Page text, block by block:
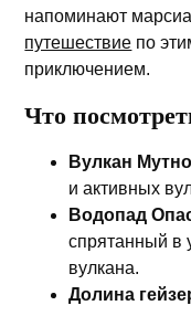
напоминают
путешествие по
приключением.
Что
Вулкан
и активных
Водопад
спрятанный в
вулкана.
Долина